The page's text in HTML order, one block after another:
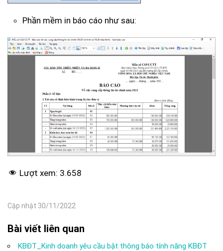
Phần mềm in báo cáo như sau:
Lượt xem: 3.658
Cập nhật 30/11/2022
Bài viết liên quan
KBĐT_Kinh doanh yêu cầu bật thông báo tính năng KBĐT